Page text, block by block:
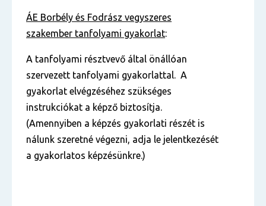
ÁE Borbély és Fodrász vegyszeres
szakember tanfolyami gyakorlat:
A tanfolyami résztvevő által önállóan
szervezett tanfolyami gyakorlattal. A
gyakorlat elvégzéséhez szükséges
instrukciókat a képző biztosítja.
(Amennyiben a képzés gyakorlati részét is
nálunk szeretné végezni, adja le jelentkezését
a gyakorlatos képzésünkre.)